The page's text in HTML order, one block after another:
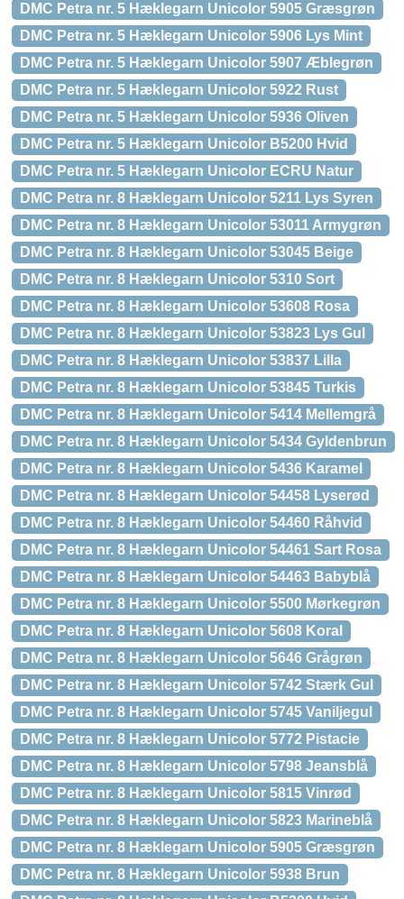
DMC Petra nr. 5 Hæklegarn Unicolor 5905 Græsgrøn
DMC Petra nr. 5 Hæklegarn Unicolor 5906 Lys Mint
DMC Petra nr. 5 Hæklegarn Unicolor 5907 Æblegrøn
DMC Petra nr. 5 Hæklegarn Unicolor 5922 Rust
DMC Petra nr. 5 Hæklegarn Unicolor 5936 Oliven
DMC Petra nr. 5 Hæklegarn Unicolor B5200 Hvid
DMC Petra nr. 5 Hæklegarn Unicolor ECRU Natur
DMC Petra nr. 8 Hæklegarn Unicolor 5211 Lys Syren
DMC Petra nr. 8 Hæklegarn Unicolor 53011 Armygrøn
DMC Petra nr. 8 Hæklegarn Unicolor 53045 Beige
DMC Petra nr. 8 Hæklegarn Unicolor 5310 Sort
DMC Petra nr. 8 Hæklegarn Unicolor 53608 Rosa
DMC Petra nr. 8 Hæklegarn Unicolor 53823 Lys Gul
DMC Petra nr. 8 Hæklegarn Unicolor 53837 Lilla
DMC Petra nr. 8 Hæklegarn Unicolor 53845 Turkis
DMC Petra nr. 8 Hæklegarn Unicolor 5414 Mellemgrå
DMC Petra nr. 8 Hæklegarn Unicolor 5434 Gyldenbrun
DMC Petra nr. 8 Hæklegarn Unicolor 5436 Karamel
DMC Petra nr. 8 Hæklegarn Unicolor 54458 Lyserød
DMC Petra nr. 8 Hæklegarn Unicolor 54460 Råhvid
DMC Petra nr. 8 Hæklegarn Unicolor 54461 Sart Rosa
DMC Petra nr. 8 Hæklegarn Unicolor 54463 Babyblå
DMC Petra nr. 8 Hæklegarn Unicolor 5500 Mørkegrøn
DMC Petra nr. 8 Hæklegarn Unicolor 5608 Koral
DMC Petra nr. 8 Hæklegarn Unicolor 5646 Grågrøn
DMC Petra nr. 8 Hæklegarn Unicolor 5742 Stærk Gul
DMC Petra nr. 8 Hæklegarn Unicolor 5745 Vaniljegul
DMC Petra nr. 8 Hæklegarn Unicolor 5772 Pistacie
DMC Petra nr. 8 Hæklegarn Unicolor 5798 Jeansblå
DMC Petra nr. 8 Hæklegarn Unicolor 5815 Vinrød
DMC Petra nr. 8 Hæklegarn Unicolor 5823 Marineblå
DMC Petra nr. 8 Hæklegarn Unicolor 5905 Græsgrøn
DMC Petra nr. 8 Hæklegarn Unicolor 5938 Brun